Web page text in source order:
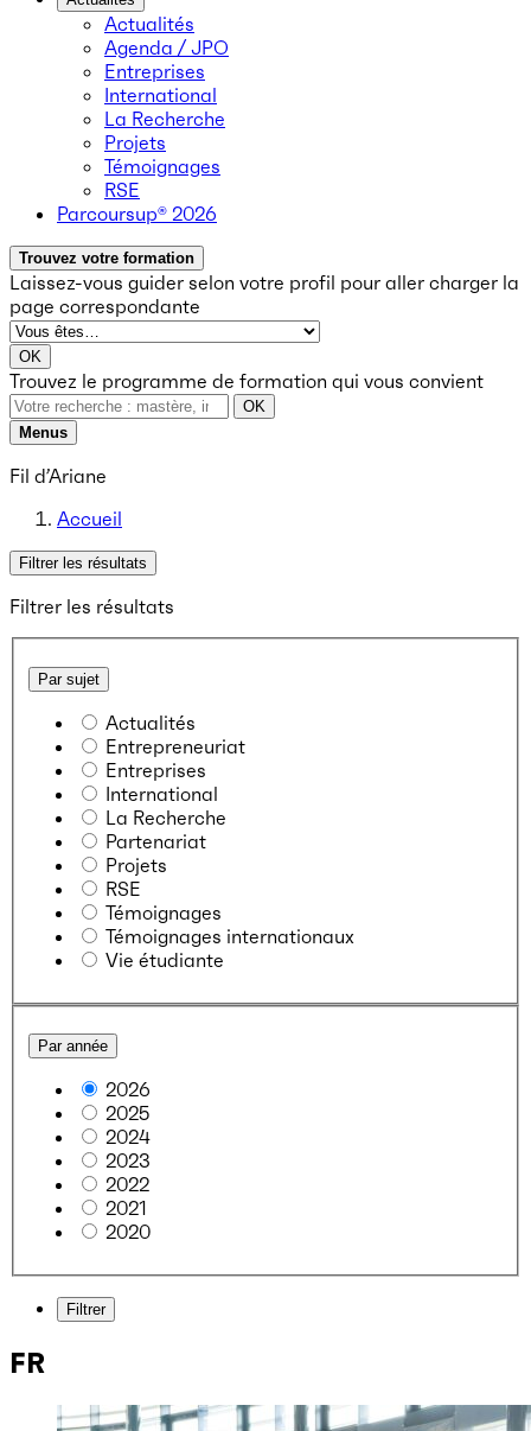
Actualités
Agenda / JPO
Entreprises
International
La Recherche
Projets
Témoignages
RSE
Parcoursup® 2026
Trouvez votre formation
Laissez-vous guider selon votre profil pour aller charger la
page correspondante
OK
Trouvez le programme de formation qui vous convient
OK
Menus
Fil d’Ariane
Accueil
Filtrer les résultats
Filtrer les résultats
Par sujet
Actualités
Entrepreneuriat
Entreprises
International
La Recherche
Partenariat
Projets
RSE
Témoignages
Témoignages internationaux
Vie étudiante
Par année
2026
2025
2024
2023
2022
2021
2020
Filtrer
FR